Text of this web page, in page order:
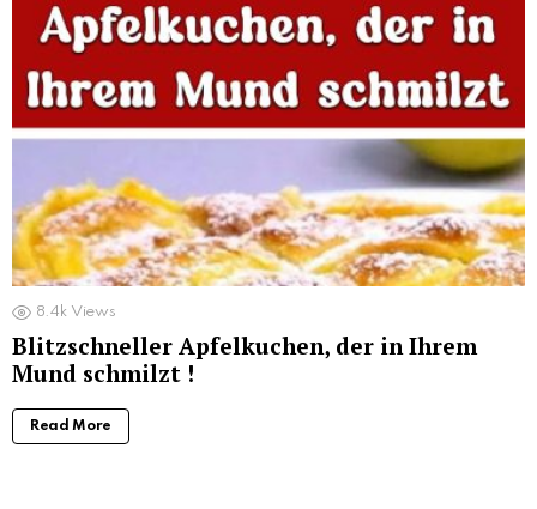
8.4k Views
Blitzschneller Apfelkuchen, der in Ihrem
Mund schmilzt !
Read More